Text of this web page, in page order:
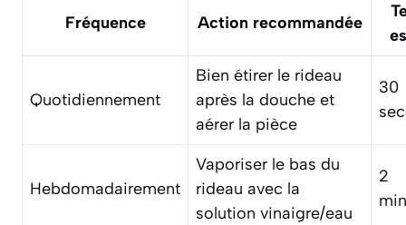
Fréquence Action recommandée
Quotidiennement
Bien étirer le rideau
après la douche et
aérer la pièce
30
Hebdomadairement
Vaporiser le bas du
rideau avec la
solution vinaigre/eau
2